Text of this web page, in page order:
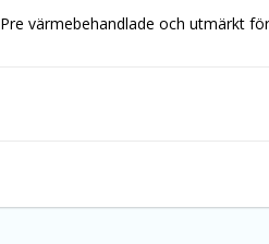
Pre värmebehandlade och utmärkt